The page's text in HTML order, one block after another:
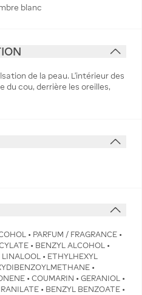
blanc
de la peau. L’intérieur des
du cou, derrière les oreilles,
• PARFUM / FRAGRANCE •
• BENZYL ALCOHOL •
• ETHYLHEXYL
•
• COUMARIN • GERANIOL •
• BENZYL BENZOATE •